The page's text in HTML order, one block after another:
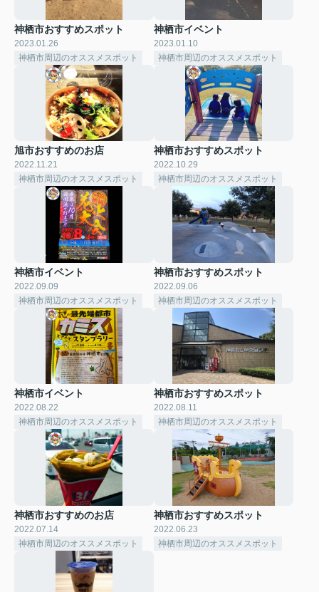
神栖市おすすめスポット
2023.01.26
神栖市周辺のオススメスポット
神栖市イベント
2023.01.10
神栖市周辺のオススメスポット
旭市おすすめのお店
2022.11.21
神栖市周辺のオススメスポット
神栖市おすすめスポット
2022.10.29
神栖市周辺のオススメスポット
神栖市イベント
2022.09.09
神栖市周辺のオススメスポット
神栖市おすすめスポット
2022.09.06
神栖市周辺のオススメスポット
神栖市イベント
2022.08.22
神栖市周辺のオススメスポット
神栖市おすすめスポット
2022.08.11
神栖市周辺のオススメスポット
神栖市おすすめのお店
2022.07.14
神栖市周辺のオススメスポット
神栖市おすすめスポット
2022.06.23
神栖市周辺のオススメスポット